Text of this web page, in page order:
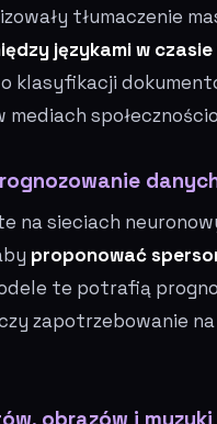
tłumaczenie
językami w
klasyfikacji
na sieciach
proponować
te potrafią
zapotrzebowanie